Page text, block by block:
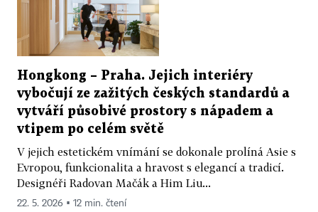
Hongkong – Praha. Jejich interiéry
vybočují ze zažitých českých standardů a
vytváří působivé prostory s nápadem a
vtipem po celém světě
V jejich estetickém vnímání se dokonale prolíná Asie s
Evropou, funkcionalita a hravost s elegancí a tradicí.
Designéři Radovan Mačák a Him Liu...
22. 5. 2026 ▪ 12 min. čtení